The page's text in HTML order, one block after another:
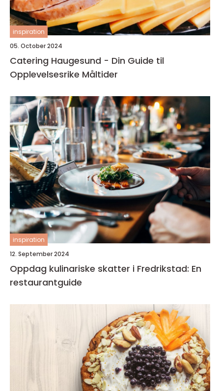
inspiration
05. October 2024
Catering Haugesund - Din Guide til
Opplevelsesrike Måltider
inspiration
12. September 2024
Oppdag kulinariske skatter i Fredrikstad: En
restaurantguide